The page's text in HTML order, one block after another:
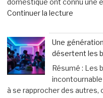
service
faciles
son
bien-
être
au
Continuer la lecturede
:
Explosion
de
40
%
des
Une
désertent les
Résumé : Les
à se rapprocher des